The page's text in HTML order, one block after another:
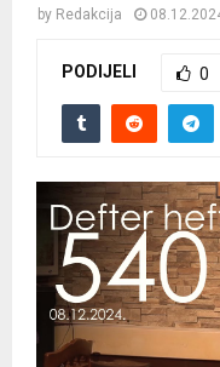
A
E
N
by Redakcija
PODIJELI 0